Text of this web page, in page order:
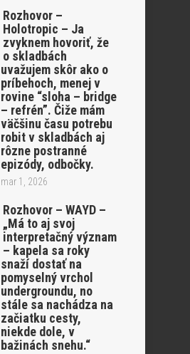
Rozhovor –
Holotropic – Ja
zvyknem hovoriť, že
o skladbách
uvažujem skôr ako o
príbehoch, menej v
rovine “sloha – bridge
– refrén”. Čiže mám
väčšinu času potrebu
robit v skladbách aj
rôzne postranné
epizódy, odbočky.
mar 1, 2026
Rozhovor – WAYD –
„Má to aj svoj
interpretačný význam
– kapela sa roky
snaží dostať na
pomyselný vrchol
undergroundu, no
stále sa nachádza na
začiatku cesty,
niekde dole, v
bažinách snehu.“